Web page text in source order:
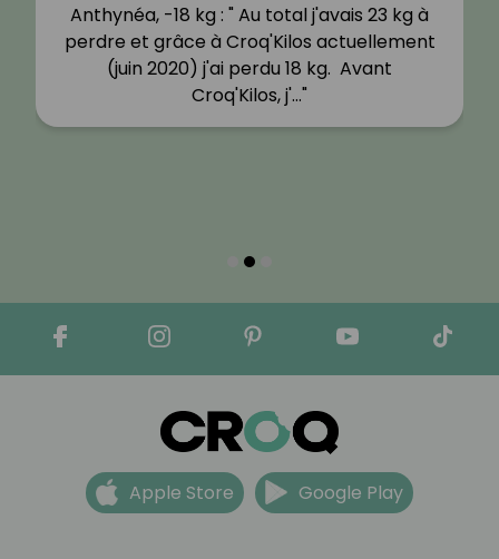
Anthynéa, -18 kg : " Au total j'avais 23 kg à
perdre et grâce à Croq'Kilos actuellement
(juin 2020) j'ai perdu 18 kg. Avant
Croq'Kilos, j'…"
Apple Store Google Play